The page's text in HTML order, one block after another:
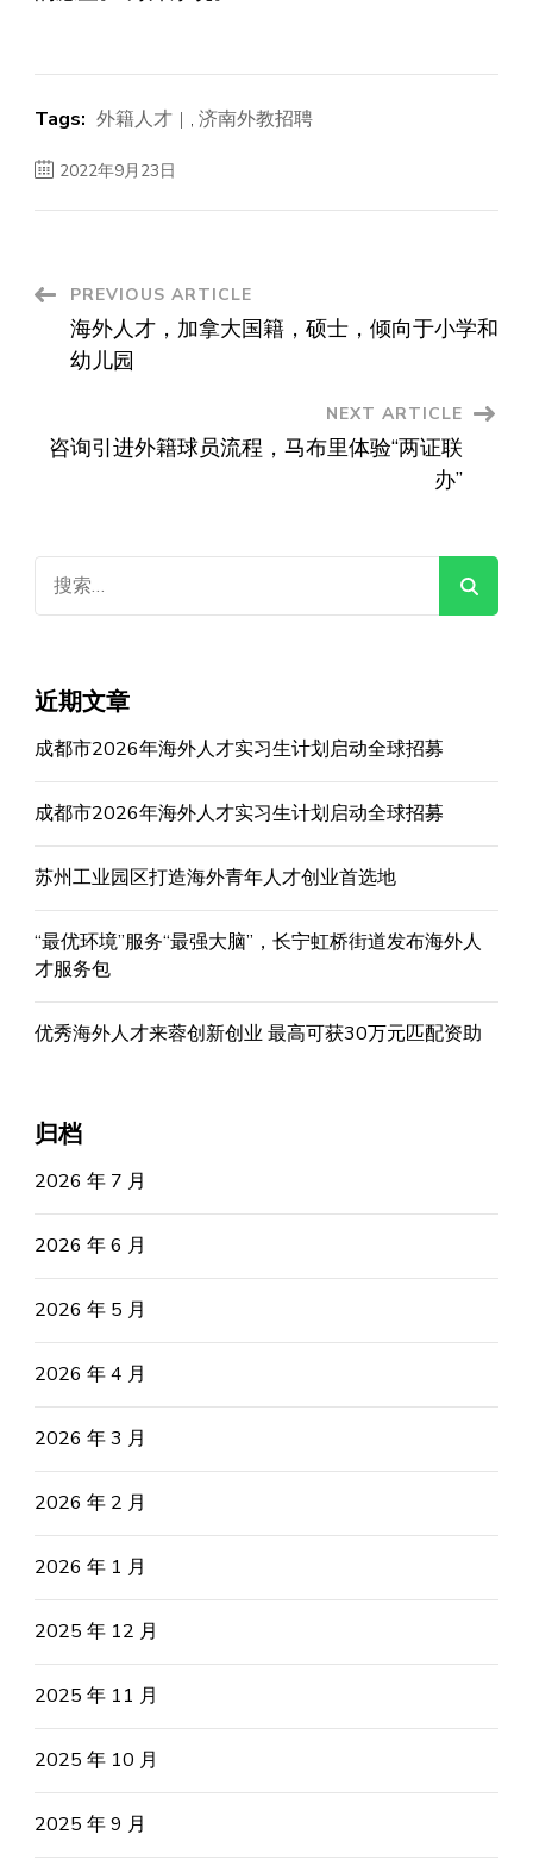
Tags: 外籍人才 , 济南外教招聘
2022年9月23日
Post
Navigation
PREVIOUS ARTICLE
海外人才，加拿大国籍，硕士，倾向于小学和
幼儿园
NEXT ARTICLE
咨询引进外籍球员流程，马布里体验“两证联
办”
索：
近期文章
成都市2026年海外人才实习生计划启动全球招募
成都市2026年海外人才实习生计划启动全球招募
苏州工业园区打造海外青年人才创业首选地
“最优环境”服务“最强大脑”，长宁虹桥街道发布海外人
才服务包
优秀海外人才来蓉创新创业 最高可获30万元匹配资助
归档
2026 年 7 月
2026 年 6 月
2026 年 5 月
2026 年 4 月
2026 年 3 月
2026 年 2 月
2026 年 1 月
2025 年 12 月
2025 年 11 月
2025 年 10 月
2025 年 9 月